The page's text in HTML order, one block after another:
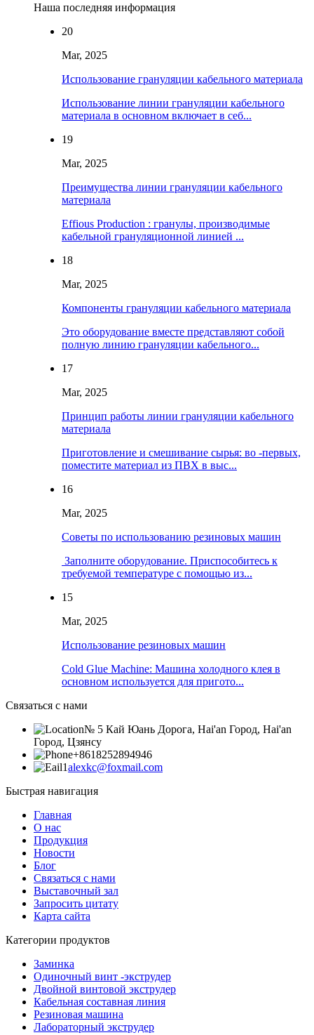
Наша последняя информация
20
Mar, 2025
Использование грануляции кабельного материала
Использование линии грануляции кабельного
материала в основном включает в себ...
19
Mar, 2025
Преимущества линии грануляции кабельного
материала
‌Effious Production ‌: гранулы, производимые
кабельной грануляционной линией ...
18
Mar, 2025
Компоненты грануляции кабельного материала
Это оборудование вместе представляют собой
полную линию грануляции кабельного...
17
Mar, 2025
Принцип работы линии грануляции кабельного
материала
Приготовление и смешивание сырья: во -первых,
поместите материал из ПВХ в выс...
16
Mar, 2025
Советы по использованию резиновых машин
‌ Заполните оборудование. Приспособитесь к
требуемой температуре с помощью из...
15
Mar, 2025
Использование резиновых машин
‌Cold Glue Machine: Машина холодного клея в
основном используется для пригото...
Связаться с нами
№ 5 Кай Юань Дорога, Hai'an Город, Hai'an
Город, Цзянсу
+8618252894946
alexkc@foxmail.com
Быстрая навигация
Главная
О нас
Продукция
Новости
Блог
Связаться с нами
Выставочный зал
Запросить цитату
Карта сайта
Категории продуктов
Заминка
Одиночный винт -экструдер
Двойной винтовой экструдер
Кабельная составная линия
Резиновая машина
Лабораторный экструдер